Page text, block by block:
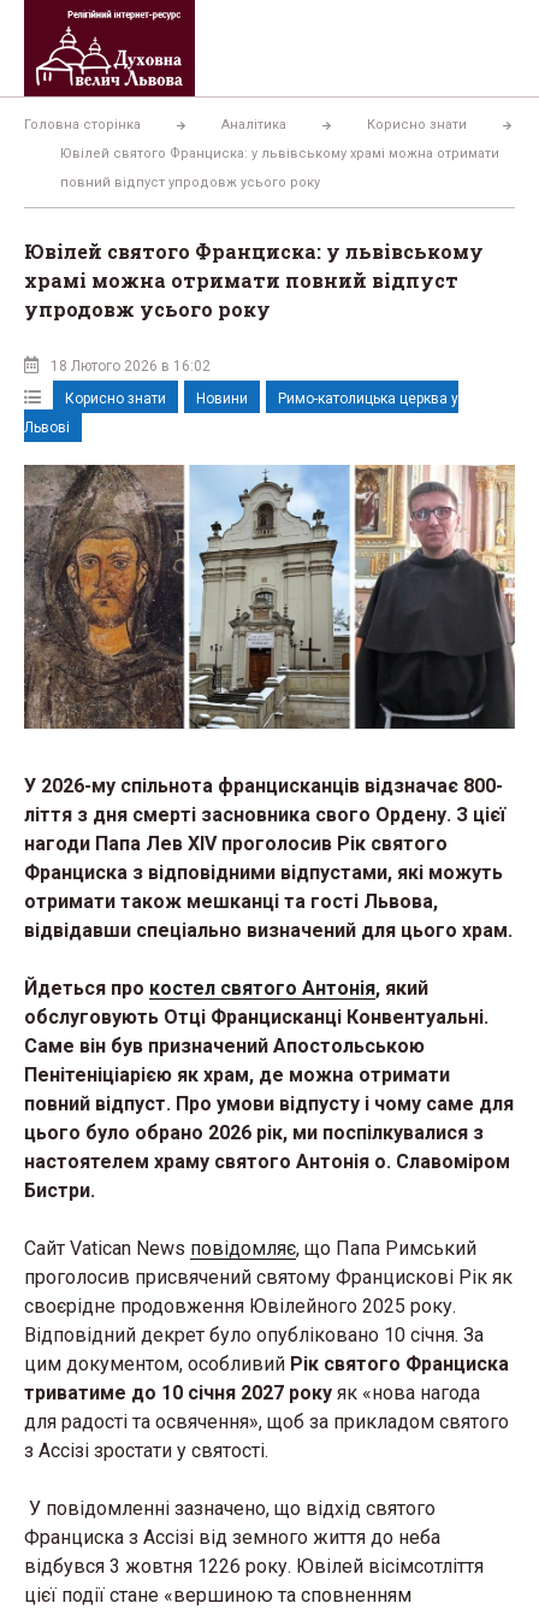
Перейти
вмісту
Головна сторінка Аналітика
Корисно знати
Ювілей святого Франциска: у львівському храмі можна отримати
повний відпуст упродовж усього року
Ювілей святого Франциска: у львівському
храмі можна отримати повний відпуст
упродовж усього року
18 Лютого 2026 в 16:02
Корисно знати
Новини
Римо-католицька церква у
Львові
У 2026-му спільнота францисканців відзначає 800-
ліття з дня смерті засновника свого Ордену. З цієї
нагоди Папа Лев XIV проголосив Рік святого
Франциска з відповідними відпустами, які можуть
отримати також мешканці та гості Львова,
відвідавши спеціально визначений для цього храм.
Йдеться про костел святого Антонія, який
обслуговують Отці Францисканці Конвентуальні.
Саме він був призначений Апостольською
Пенітеніціарією як храм, де можна отримати
повний відпуст. Про умови відпусту і чому саме для
цього було обрано 2026 рік, ми поспілкувалися з
настоятелем храму святого Антонія о. Славоміром
Бистри.
Сайт Vatican News повідомляє, що Папа Римський
проголосив присвячений святому Францискові Рік як
своєрідне продовження Ювілейного 2025 року.
Відповідний декрет було опубліковано 10 січня. За
цим документом, особливий Рік святого Франциска
триватиме до 10 січня 2027 року як «нова нагода
для радості та освячення», щоб за прикладом святого
з Ассізі зростати у святості.
У повідомленні зазначено, що відхід святого
Франциска з Ассізі від земного життя до неба
відбувся 3 жовтня 1226 року. Ювілей вісімсотліття
цієї події стане «вершиною та сповненням